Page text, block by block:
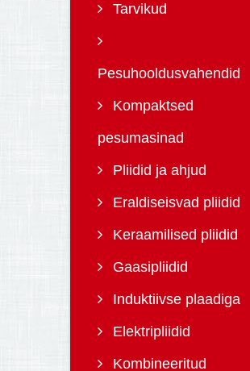
Tarvikud
Pesuhooldusvahendid
Kompaktsed
pesumasinad
Pliidid ja ahjud
Eraldiseisvad pliidid
Keraamilised pliidid
Gaasipliidid
Induktiivse plaadiga
Elektripliidid
Kombineeritud